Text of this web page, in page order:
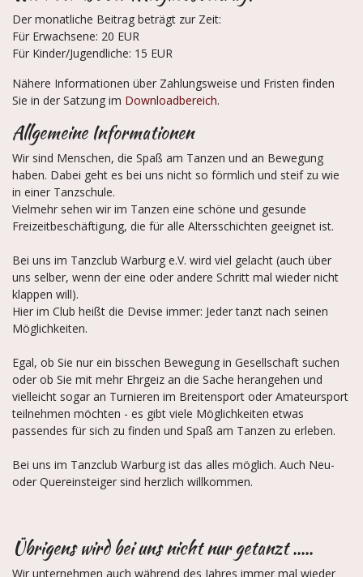
Der monatliche Beitrag beträgt zur Zeit:
Für Erwachsene: 20 EUR
Für Kinder/Jugendliche: 15 EUR
Nähere Informationen über Zahlungsweise und Fristen finden
Sie in der Satzung im Downloadbereich.
Allgemeine Informationen
Wir sind Menschen, die Spaß am Tanzen und an Bewegung
haben. Dabei geht es bei uns nicht so förmlich und steif zu wie
in einer Tanzschule.
Vielmehr sehen wir im Tanzen eine schöne und gesunde
Freizeitbeschäftigung, die für alle Altersschichten geeignet ist.
Bei uns im Tanzclub Warburg e.V. wird viel gelacht (auch über
uns selber, wenn der eine oder andere Schritt mal wieder nicht
klappen will).
Hier im Club heißt die Devise immer: Jeder tanzt nach seinen
Möglichkeiten.
Egal, ob Sie nur ein bisschen Bewegung in Gesellschaft suchen
oder ob Sie mit mehr Ehrgeiz an die Sache herangehen und
vielleicht sogar an Turnieren im Breitensport oder Amateursport
teilnehmen möchten - es gibt viele Möglichkeiten etwas
passendes für sich zu finden und Spaß am Tanzen zu erleben.
Bei uns im Tanzclub Warburg ist das alles möglich. Auch Neu-
oder Quereinsteiger sind herzlich willkommen.
Übrigens wird bei uns nicht nur getanzt .....
Wir unternehmen auch während des Jahres immer mal wieder